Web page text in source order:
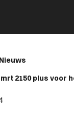
Nieuws
2150 plus voor